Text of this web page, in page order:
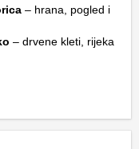
– hrana, pogled i
– drvene kleti, rijeka